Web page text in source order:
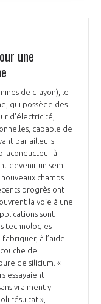
une
de crayon), le
qui possède des
d’électricité,
capable de
par ailleurs
à
devenir un semi-
champs
progrès ont
la voie à une
sont
technologies
à l’aide
de
de silicium. «
essayaient
vraiment y
résultat »,